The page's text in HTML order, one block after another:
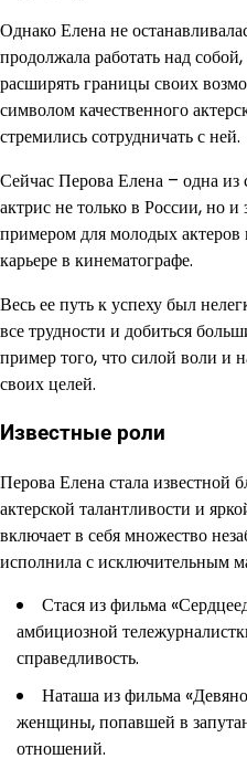
Однако Елена не
продолжала работать над
расширять границы своих
символом качественного
стремились сотрудничать с ней.
Сейчас Перова Елена – одна
актрис не только в России, но
примером для молодых актеров
карьере в кинематографе.
Весь ее путь к успеху был
все трудности и добиться
пример того, что силой воли и
своих целей.
Известные роли
Перова Елена стала известной
актерской талантливости и
включает в себя множество
исполнила с исключительным
Стася из фильма
амбициозной
справедливость.
Наташа из фильма
женщины, попавшей в
отношений.